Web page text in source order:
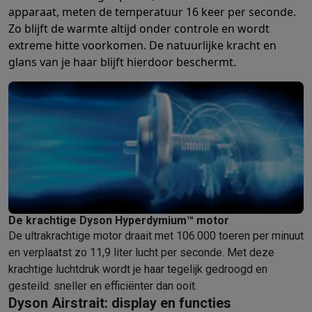
apparaat, meten de temperatuur 16 keer per seconde.
Zo blijft de warmte altijd onder controle en wordt
extreme hitte voorkomen. De natuurlijke kracht en
glans van je haar blijft hierdoor beschermt.
De krachtige Dyson Hyperdymium™ motor
De ultrakrachtige motor draait met 106.000 toeren per minuut
en verplaatst zo 11,9 liter lucht per seconde. Met deze
krachtige luchtdruk wordt je haar tegelijk gedroogd en
gesteild: sneller en efficiënter dan ooit.
Dyson Airstrait: display en functies